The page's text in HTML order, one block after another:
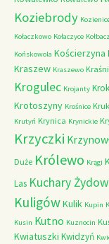
Koziebrody
Kołaczkowo Kołaczyce Kołbacz
Końskowola Kościerzyna
Kraszew Kraszewo
Krogulec Krojanty
Krotoszyny Krośnice
Krutyń Krynica Krynickie
Krzyczki
Duże Królewo Krągi
Las Kuchary
KuligówKulik Kupin
Kusin Kutno Kuznocin
Kwiatuszki Kwidzyń